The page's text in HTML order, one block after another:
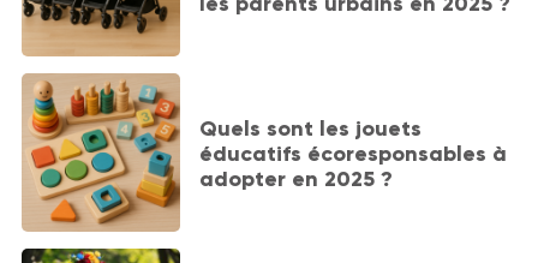
Quels sont les jouets
éducatifs écoresponsables à
adopter en 2025 ?